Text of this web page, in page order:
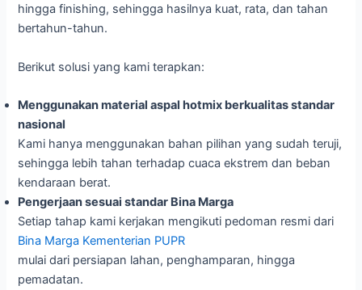
hingga finishing, sehingga hasilnya kuat, rata, dan tahan
bertahun-tahun.
Berikut solusi yang kami terapkan:
Menggunakan material aspal hotmix berkualitas standar
nasional
Kami hanya menggunakan bahan pilihan yang sudah teruji,
sehingga lebih tahan terhadap cuaca ekstrem dan beban
kendaraan berat.
Pengerjaan sesuai standar Bina Marga
Setiap tahap kami kerjakan mengikuti pedoman resmi dari
Bina Marga Kementerian PUPR
mulai dari persiapan lahan, penghamparan, hingga
pemadatan.